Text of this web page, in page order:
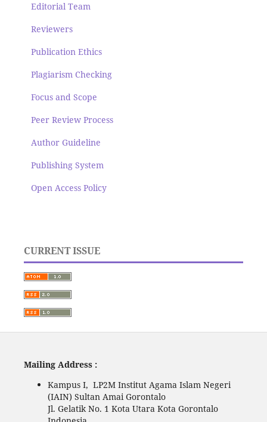
Editorial Team
Reviewers
Publication Ethics
Plagiarism Checking
Focus and Scope
Peer Review Process
Author Guideline
Publishing System
Open Access Policy
CURRENT ISSUE
Mailing Address :
Kampus I, LP2M Institut Agama Islam Negeri
(IAIN) Sultan Amai Gorontalo
Jl. Gelatik No. 1 Kota Utara Kota Gorontalo